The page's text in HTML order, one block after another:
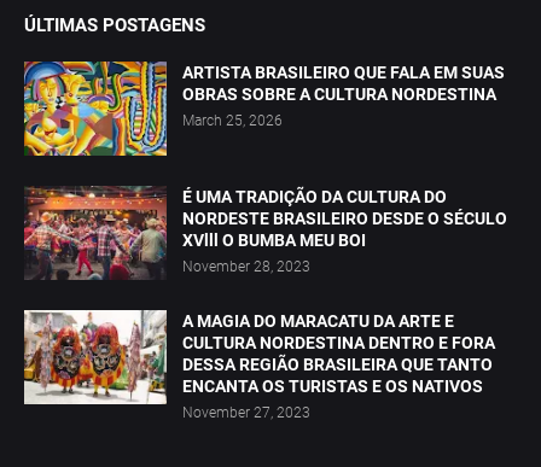
ÚLTIMAS POSTAGENS
ARTISTA BRASILEIRO QUE FALA EM SUAS
OBRAS SOBRE A CULTURA NORDESTINA
March 25, 2026
É UMA TRADIÇÃO DA CULTURA DO
NORDESTE BRASILEIRO DESDE O SÉCULO
XVlll O BUMBA MEU BOI
November 28, 2023
A MAGIA DO MARACATU DA ARTE E
CULTURA NORDESTINA DENTRO E FORA
DESSA REGIÃO BRASILEIRA QUE TANTO
ENCANTA OS TURISTAS E OS NATIVOS
November 27, 2023